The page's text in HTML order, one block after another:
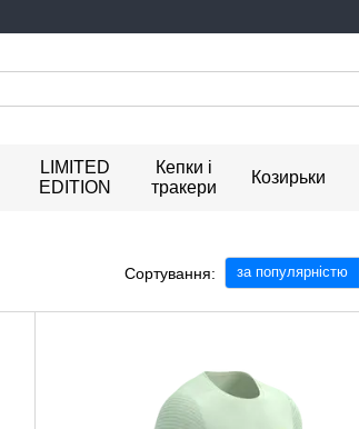
LIMITED
EDITION
Кепки і
тракери
Козирьки
Сортування: за популярністю